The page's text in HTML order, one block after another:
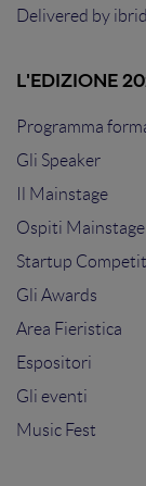
Delivered by
L'EDIZIONE
Programma
Gli Speaker
Il Mainstage
Ospiti Mainstage
Startup
Gli Awards
Area Fieristica
Espositori
Gli eventi
Music Fest